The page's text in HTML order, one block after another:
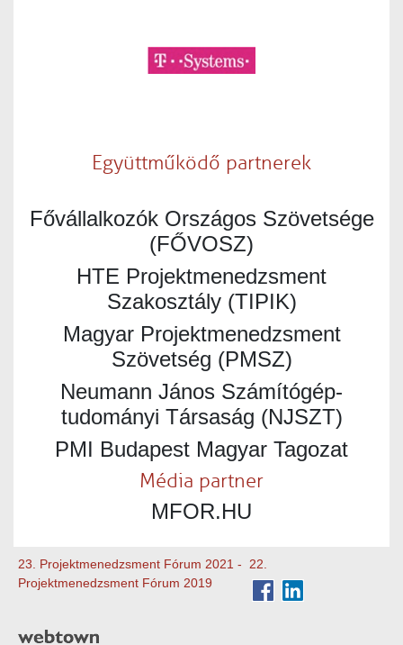
Együttműködő partnerek
Fővállalkozók Országos Szövetsége
(FŐVOSZ)
HTE Projektmenedzsment
Szakosztály (TIPIK)
Magyar Projektmenedzsment
Szövetség (PMSZ)
Neumann János Számítógép-
tudományi Társaság (NJSZT)
PMI Budapest Magyar Tagozat
Média partner
MFOR.HU
23. Projektmenedzsment Fórum 2021 - 22.
Projektmenedzsment Fórum 2019